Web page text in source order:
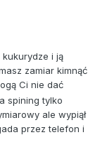
kukurydze i ją
zamiar kimnąć
Ci nie dać
spining tylko
ale wypiął
przez telefon i